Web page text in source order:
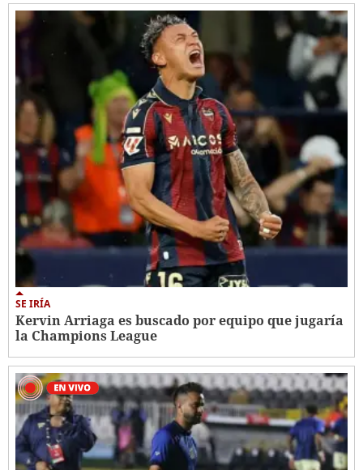
SE IRÍA
Kervin Arriaga es buscado por equipo que jugaría
la Champions League